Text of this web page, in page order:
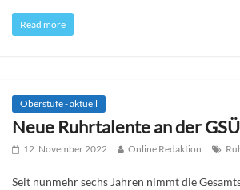
Read more
Oberstufe - aktuell
Neue Ruhrtalente an der GSÜ
12. November 2022 Online Redaktion
Seit nunmehr sechs Jahren nimmt die